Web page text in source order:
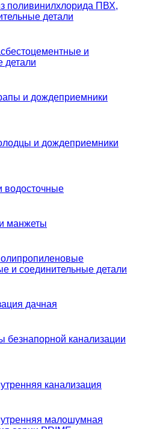
поливинилхлорида ПВХ,
детали
и
детали
и дождеприемники
и дождеприемники
водосточные
манжеты
и соединительные детали
дачная
безнапорной канализации
канализация
малошумная